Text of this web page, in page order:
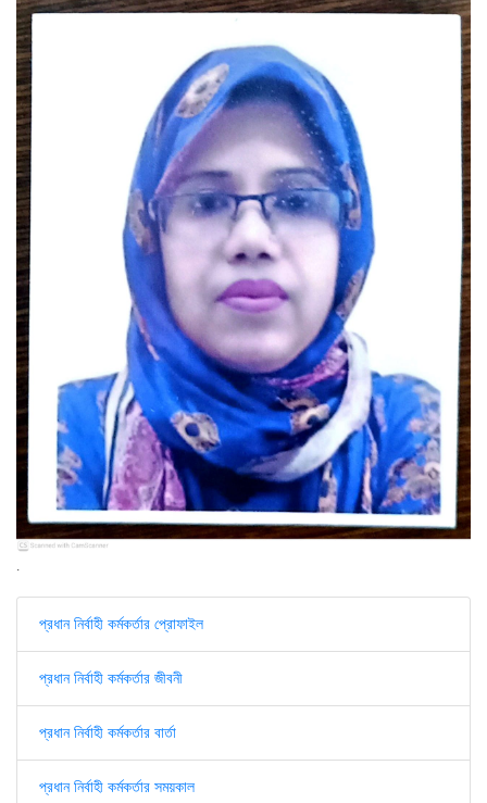
প্রধান নির্বাহী কর্মকর্তার প্রোফাইল
প্রধান নির্বাহী কর্মকর্তার জীবনী
প্রধান নির্বাহী কর্মকর্তার বার্তা
প্রধান নির্বাহী কর্মকর্তার সময়কাল